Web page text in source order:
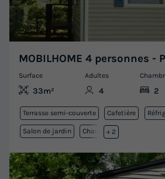
MOBILHOME 4 personnes -
Surface
33m²
Adultes
4 2
Terrasse semi-couverte Cafetière
Salon de jardin Chauffage
+ 2